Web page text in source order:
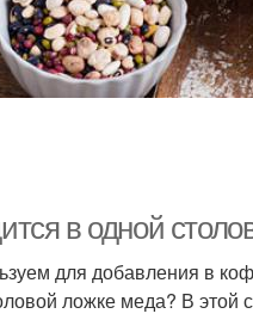
в одной
для добавления в
ложке меда? В этой